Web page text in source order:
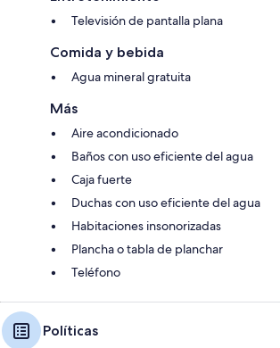
Televisión de pantalla plana
Comida y bebida
Agua mineral gratuita
Más
Aire acondicionado
Baños con uso eficiente del agua
Caja fuerte
Duchas con uso eficiente del agua
Habitaciones insonorizadas
Plancha o tabla de planchar
Teléfono
Políticas